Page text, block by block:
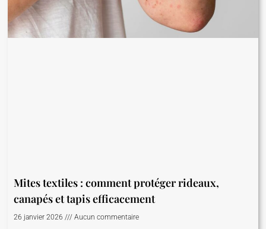
Mites textiles : comment protéger rideaux,
canapés et tapis efficacement
26 janvier 2026 Aucun commentaire